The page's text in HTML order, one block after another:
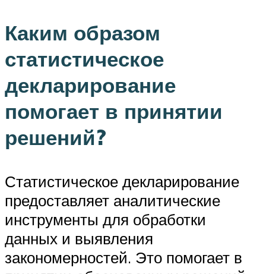
Каким образом
статистическое
декларирование
помогает в принятии
решений?
Статистическое декларирование
предоставляет аналитические
инструменты для обработки
данных и выявления
закономерностей. Это помогает в